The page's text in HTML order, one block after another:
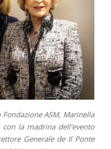
ASM, Marinella
la madrina dell’evento
Generale de Il Ponte